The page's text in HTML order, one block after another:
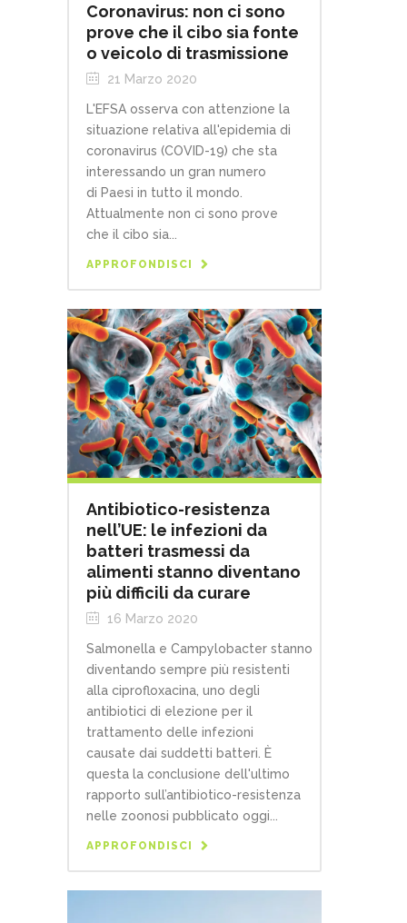
Coronavirus: non ci sono
prove che il cibo sia fonte
o veicolo di trasmissione
21 Marzo 2020
L'EFSA osserva con attenzione la
situazione relativa all'epidemia di
coronavirus (COVID-19) che sta
interessando un gran numero
di Paesi in tutto il mondo.
Attualmente non ci sono prove
che il cibo sia...
APPROFONDISCI
Antibiotico-resistenza
nell’UE: le infezioni da
batteri trasmessi da
alimenti stanno diventano
più difficili da curare
16 Marzo 2020
Salmonella e Campylobacter stanno
diventando sempre più resistenti
alla ciprofloxacina, uno degli
antibiotici di elezione per il
trattamento delle infezioni
causate dai suddetti batteri. È
questa la conclusione dell'ultimo
rapporto sull’antibiotico-resistenza
nelle zoonosi pubblicato oggi...
APPROFONDISCI